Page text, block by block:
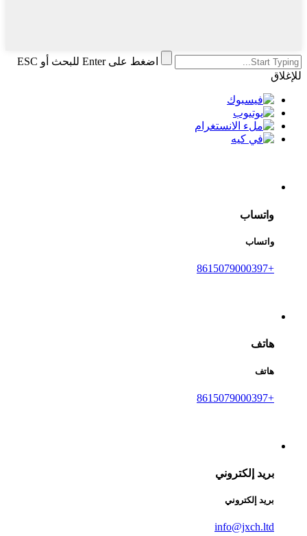
اضغط على Enter للبحث أو ESC
للإغلاق
واتساب
واتساب
+8615079000397
هاتف
هاتف
+8615079000397
بريد إلكتروني
بريد إلكتروني
info@jxch.ltd